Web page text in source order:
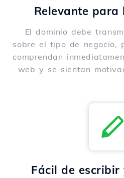
Relevante para
El dominio debe
sobre el tipo de negocio,
comprendan
web y se sientan
Fácil de